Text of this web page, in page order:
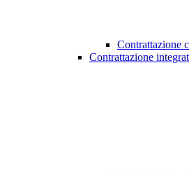
Contrattazione
Contrattazione